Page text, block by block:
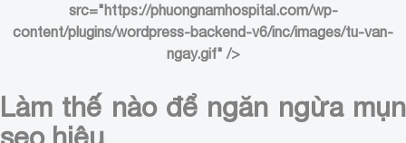
src="https://phuongnamhospital.com/wp-
content/plugins/wordpress-backend-v6/inc/images/tu-van-
ngay.gif" />
Làm thế nào để ngăn ngừa mụn
sẹo hiệu